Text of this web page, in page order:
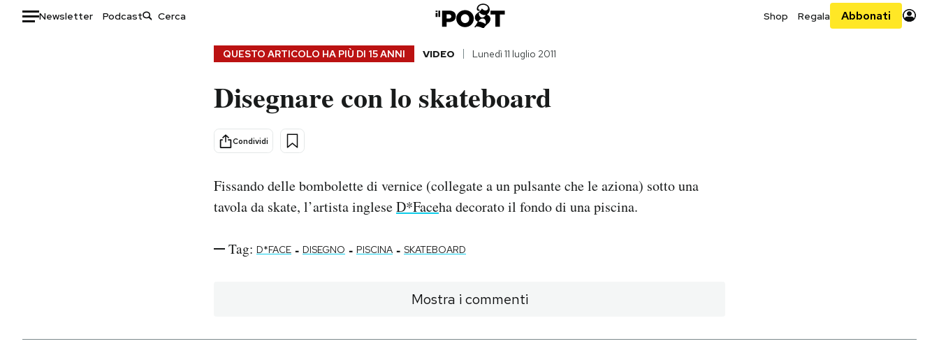
Newsletter Podcast Shop Regala Abbonati
Consumismi
PODCAST
QUESTO ARTICOLO HA PIÙ DI 15 ANNI VIDEO Lunedì 11 luglio 2011
Disegnare con lo skateboard
Condividi
Fissando delle bombolette di vernice (collegate a un pulsante che le aziona) sotto una
tavola da skate, l’artista ingleseD*Faceha decorato il fondo di una piscina.
Tag: D*FACE - DISEGNO - PISCINA - SKATEBOARD
Mostra i commenti